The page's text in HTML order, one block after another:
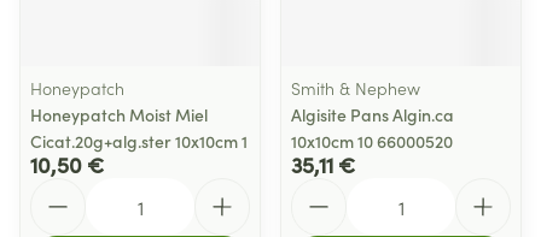
Honeypatch
Honeypatch Moist Miel
Cicat.20g+alg.ster 10x10cm 1
10,50 €
Smith & Nephew
Algisite Pans Algin.ca
10x10cm 10 66000520
35,11 €